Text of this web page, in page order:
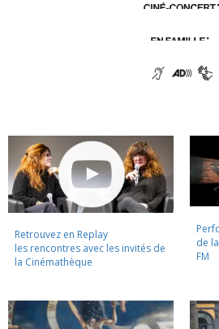
Retrouvez en Replay
les rencontres avec les invités de
la Cinémathèque
de
FM